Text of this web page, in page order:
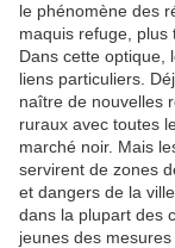
le phénomène des
maquis refuge, plus
Dans cette optique,
liens particuliers.
naître de nouvelles
ruraux avec toutes
marché noir. Mais
servirent de zones
et dangers de la
dans la plupart des
jeunes des